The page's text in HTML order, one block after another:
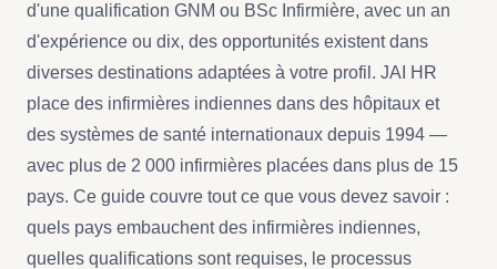
d'une qualification GNM ou BSc Infirmière, avec un an
d'expérience ou dix, des opportunités existent dans
diverses destinations adaptées à votre profil. JAI HR
place des infirmières indiennes dans des hôpitaux et
des systèmes de santé internationaux depuis 1994 —
avec plus de 2 000 infirmières placées dans plus de 15
pays. Ce guide couvre tout ce que vous devez savoir :
quels pays embauchent des infirmières indiennes,
quelles qualifications sont requises, le processus